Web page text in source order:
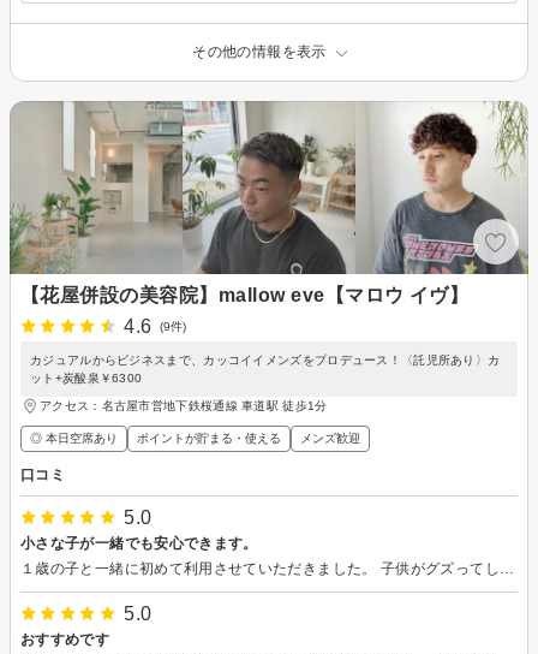
その他の情報を表示
【花屋併設の美容院】mallow eve【マロウ イヴ】
4.6
(9件)
カジュアルからビジネスまで、カッコイイメンズをプロデュース！〈託児所あり〉カ
ット+炭酸泉￥6300
アクセス：名古屋市営地下鉄桜通線 車道駅 徒歩1分
◎ 本日空席あり ポイントが貯まる・使える メンズ歓迎
口コミ
5.0
小さな子が一緒でも安心できます。
5.0
おすすめです